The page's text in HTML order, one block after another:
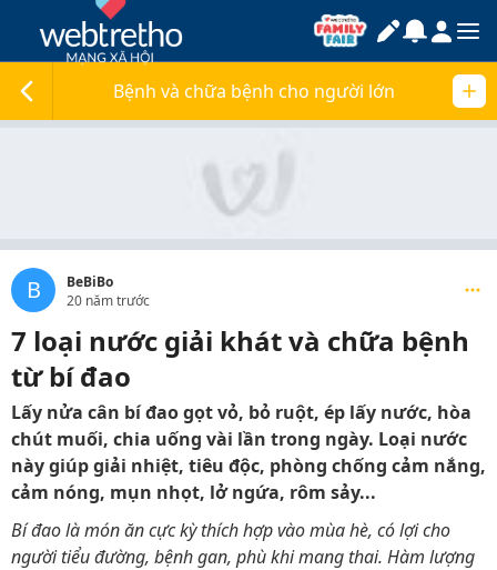
Bệnh và chữa bệnh cho người lớn
B
BeBiBo
20 năm trước
7 loại nước giải khát và chữa bệnh
từ bí đao
Lấy nửa cân bí đao gọt vỏ, bỏ ruột, ép lấy nước, hòa
chút muối, chia uống vài lần trong ngày. Loại nước
này giúp giải nhiệt, tiêu độc, phòng chống cảm nắng,
cảm nóng, mụn nhọt, lở ngứa, rôm sảy...
Bí đao là món ăn cực kỳ thích hợp vào mùa hè, có lợi cho
người tiểu đường, bệnh gan, phù khi mang thai. Hàm lượng